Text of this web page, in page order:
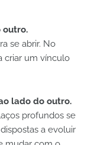
outro.
se abrir. No
criar um vínculo
lado do outro.
profundos se
a evoluir